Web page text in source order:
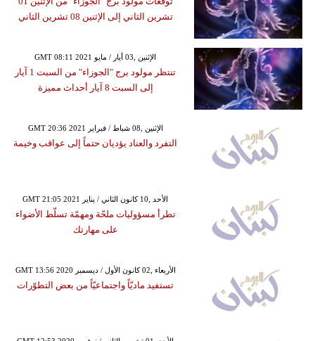
تشرين الثاني إلى الإثنين 08 تشرين الثاني
GMT 08:11 2021 الإثنين ,03 أيار / مايو
تنتظر مولود برج "الجوزاء" من السبت 1 آيار
إلى السبت 8 آيار أحداث مميزة
GMT 20:36 2021 الإثنين ,08 شباط / فبراير
التفرد والعناد يؤديان حتماً إلى عواقب وخيمة
GMT 21:05 2021 الأحد ,10 كانون الثاني / يناير
تطرأ مسؤوليات ملحّة ومهمّة تسلّط الأضواء
على مهارتك
GMT 13:56 2020 الأربعاء ,02 كانون الأول / ديسمبر
تستفيد ماديّاً واجتماعيّاً من بعض التطوّرات